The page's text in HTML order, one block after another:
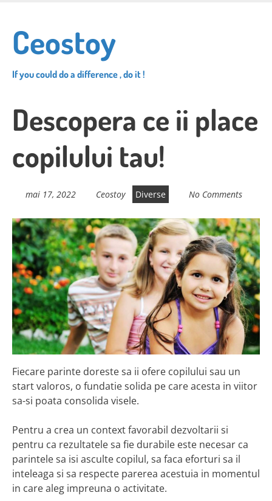
main
content
Ceostoy
If you could do a difference , do it !
Descopera ce ii place
copilului tau!
mai 17, 2022 Ceostoy Diverse No Comments
Fiecare parinte doreste sa ii ofere copilului sau un
start valoros, o fundatie solida pe care acesta in viitor
sa-si poata consolida visele.
Pentru a crea un context favorabil dezvoltarii si
pentru ca rezultatele sa fie durabile este necesar ca
parintele sa isi asculte copilul, sa faca eforturi sa il
inteleaga si sa respecte parerea acestuia in momentul
in care aleg impreuna o activitate.